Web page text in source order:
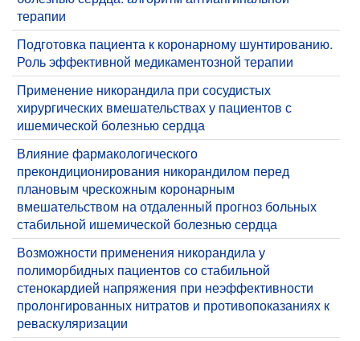
терапии
Подготовка пациента к коронарному шунтированию.
Роль эффективной медикаментозной терапии
Применение никорандила при сосудистых
хирургических вмешательствах у пациентов с
ишемической болезнью сердца
Влияние фармакологического
прекондиционирования никорандилом перед
плановым чрескожным коронарным
вмешательством на отдаленный прогноз больных
стабильной ишемической болезнью сердца
Возможности применения никорандила у
полиморбидных пациентов со стабильной
стенокардией напряжения при неэффективности
пролонгированных нитратов и противопоказаниях к
реваскуляризации